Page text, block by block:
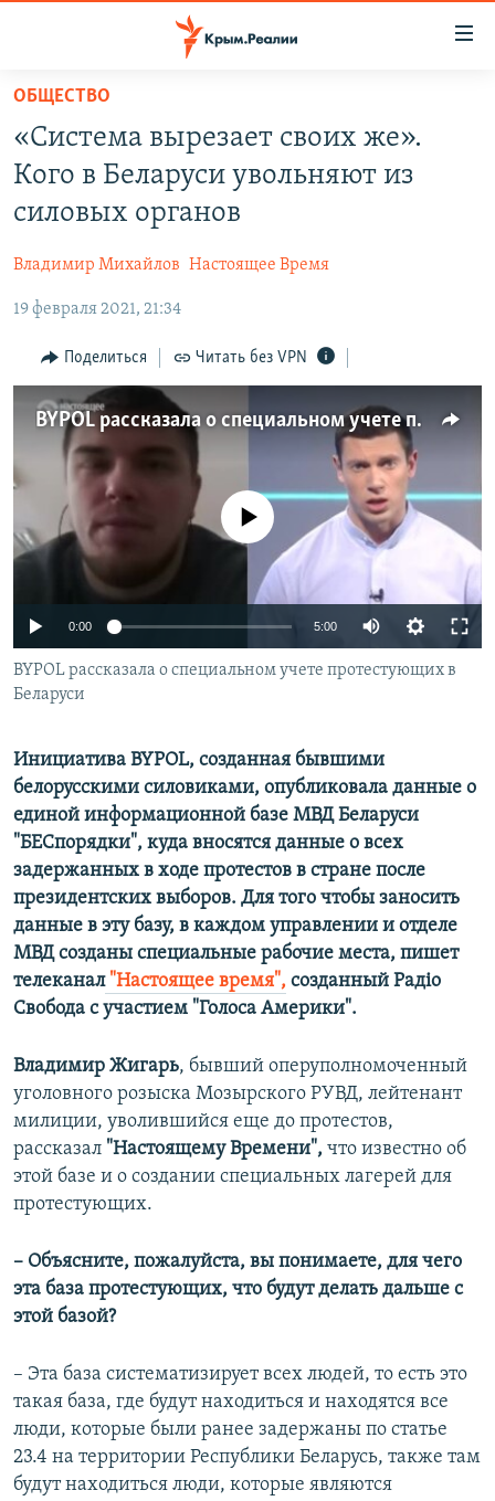
Вернуться
основному
содержанию
главной
навигации
Вернутся
поиску
11 ЛЕТ ОККУПАЦИИ КРЫМА. 11 ИСТОРИЙ СОПРОТИВЛЕНИЯ
ЕЩЕ
ИНТЕРАКТИВ
ИНФОГРАФИКА
ТЕЛЕПРОЕКТ КРЫМ.РЕАЛИИ
СОВЕТЫ ПРАВОЗАЩИТНИКОВ
ПРОПАВШИЕ БЕЗ ВЕСТИ
ПОБЕДИТЕЛЕЙ НЕ СУДЯТ?
КРЫМ.НЕПОКОРЕННЫЙ
УКРАИНСКАЯ ПРОБЛЕМА КРЫМА
РАДІО СВОБОДА
КАК ОБОЙТИ БЛОКИРОВКУ
Українською
Qırımtatar
ПРИСОЕДИНЯЙТЕСЬ!
Все сайты RFE/RL
ОБЩЕСТВО
«Система вырезает своих же».
Кого в Беларуси увольняют из
силовых органов
Владимир Михайлов Настоящее Время
19 февраля 2021, 21:34
Поделиться Читать без VPN
BYPOL рассказала о специальном учете протестующих в Беларуси
360p
1080p
No media source currently available
0:00 5:00
1080p
BYPOL рассказала о специальном учете протестующих в
Беларуси
Инициатива BYPOL, созданная бывшими
белорусскими силовиками, опубликовала данные о
единой информационной базе МВД Беларуси
"БЕСпорядки", куда вносятся данные о всех
задержанных в ходе протестов в стране после
президентских выборов. Для того чтобы заносить
данные в эту базу, в каждом управлении и отделе
МВД созданы специальные рабочие места, пишет
телеканал"Настоящее время", созданный Радіо
Свобода с участием "Голоса Америки".
Владимир Жигарь, бывший оперуполномоченный
уголовного розыска Мозырского РУВД, лейтенант
милиции, уволившийся еще до протестов,
рассказал "Настоящему Времени", что известно об
этой базе и о создании специальных лагерей для
протестующих.
– Объясните, пожалуйста, вы понимаете, для чего
эта база протестующих, что будут делать дальше с
этой базой?
– Эта база систематизирует всех людей, то есть это
такая база, где будут находиться и находятся все
люди, которые были ранее задержаны по статье
23.4 на территории Республики Беларусь, также там
будут находиться люди, которые являются